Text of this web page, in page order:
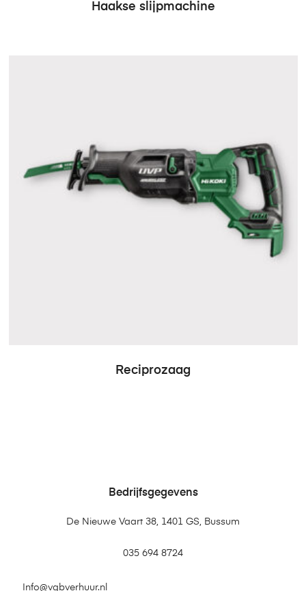
Haakse slijpmachine
Reciprozaag
Bedrijfsgegevens
De Nieuwe Vaart 38, 1401 GS, Bussum
035 694 8724
Info@vgbverhuur.nl